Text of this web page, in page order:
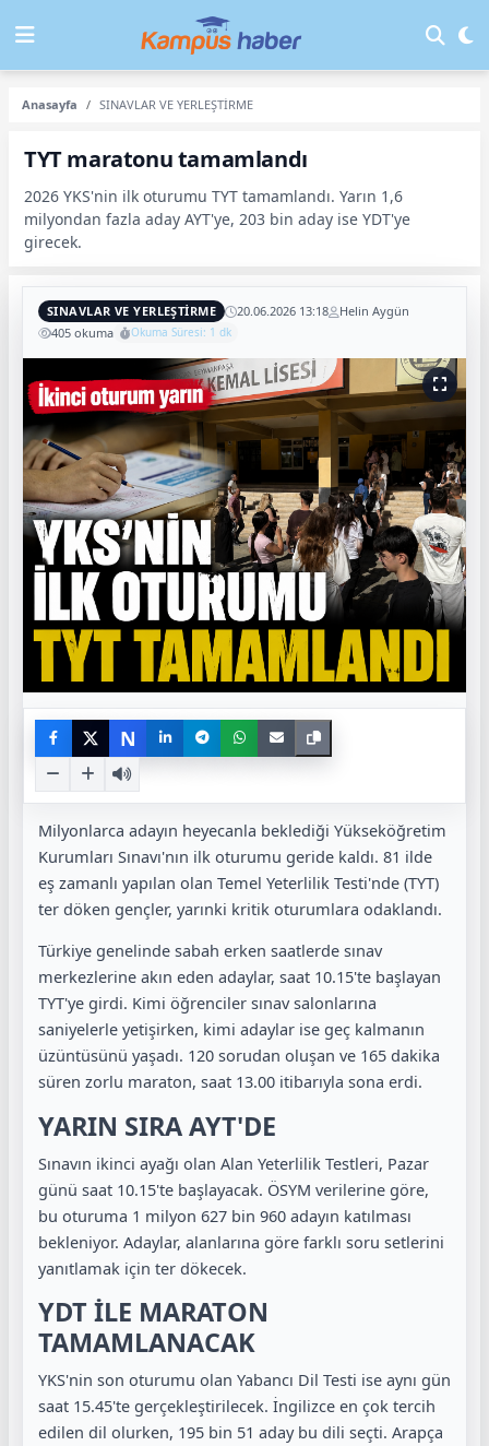
Anasayfa SINAVLAR VE YERLEŞTİRME
TYT maratonu tamamlandı
2026 YKS'nin ilk oturumu TYT tamamlandı. Yarın 1,6
milyondan fazla aday AYT'ye, 203 bin aday ise YDT'ye
girecek.
SINAVLAR VE YERLEŞTİRME 20.06.2026 13:18
Helin Aygün
405 okuma
Okuma Süresi: 1 dk
N
Milyonlarca adayın heyecanla beklediği Yükseköğretim
Kurumları Sınavı'nın ilk oturumu geride kaldı. 81 ilde
eş zamanlı yapılan olan Temel Yeterlilik Testi'nde (TYT)
ter döken gençler, yarınki kritik oturumlara odaklandı.
Türkiye genelinde sabah erken saatlerde sınav
merkezlerine akın eden adaylar, saat 10.15'te başlayan
TYT'ye girdi. Kimi öğrenciler sınav salonlarına
saniyelerle yetişirken, kimi adaylar ise geç kalmanın
üzüntüsünü yaşadı. 120 sorudan oluşan ve 165 dakika
süren zorlu maraton, saat 13.00 itibarıyla sona erdi.
YARIN SIRA AYT'DE
Sınavın ikinci ayağı olan Alan Yeterlilik Testleri, Pazar
günü saat 10.15'te başlayacak. ÖSYM verilerine göre,
bu oturuma 1 milyon 627 bin 960 adayın katılması
bekleniyor. Adaylar, alanlarına göre farklı soru setlerini
yanıtlamak için ter dökecek.
YDT İLE MARATON
TAMAMLANACAK
YKS'nin son oturumu olan Yabancı Dil Testi ise aynı gün
saat 15.45'te gerçekleştirilecek. İngilizce en çok tercih
edilen dil olurken, 195 bin 51 aday bu dili seçti. Arapça